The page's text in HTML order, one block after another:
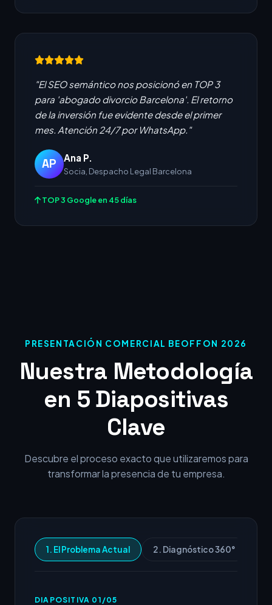
"El SEO semántico nos posicionó en TOP 3
para 'abogado divorcio Barcelona'. El retorno
de la inversión fue evidente desde el primer
mes. Atención 24/7 por WhatsApp."
AP Ana P.
Socia, Despacho Legal Barcelona
TOP 3 Google en 45 días
PRESENTACIÓN COMERCIAL BEOFFON 2026
Nuestra Metodología
en 5 Diapositivas
Clave
Descubre el proceso exacto que utilizaremos para
transformar la presencia de tu empresa.
1. El Problema Actual 2. Diagnóstico 360°
DIAPOSITIVA 01/05